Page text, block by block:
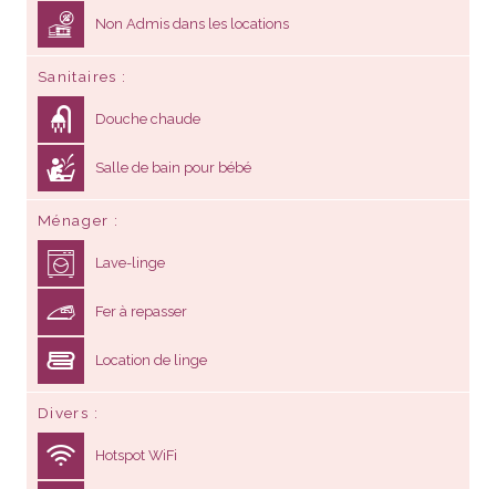
Non Admis dans les locations
Sanitaires
Douche chaude
Salle de bain pour bébé
Ménager
Lave-linge
Fer à repasser
Location de linge
Divers
Hotspot WiFi